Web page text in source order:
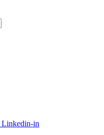
Linkedin-in